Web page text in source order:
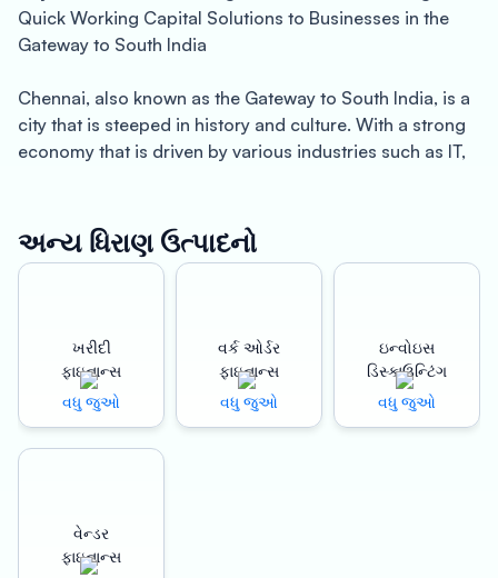
Quick Working Capital Solutions to Businesses in the
Gateway to South India
Chennai, also known as the Gateway to South India, is a
city that is steeped in history and culture. With a strong
economy that is driven by various industries such as IT,
expand. Oxyzo Invoice Discounting is a leading invoice
discounting company in Chennai that provides quick
About Chennai: Chennai is a bustling city that has
played an important role in India’s economy and history.
The city’s diverse population and rich cultural heritage
have contributed to its thriving business ecosystem.
workforce and supportive business environment.
અન્ય ધિરાણ ઉત્પાદનો
ખરીદી
ફાઇનાન્સ
વધુ જુઓ
વર્ક ઓર્ડર
ફાઇનાન્સ
વધુ જુઓ
ઇન્વોઇસ
ડિસ્કાઉન્ટિંગ
વધુ જુઓ
વેન્ડર
ફાઇનાન્સ